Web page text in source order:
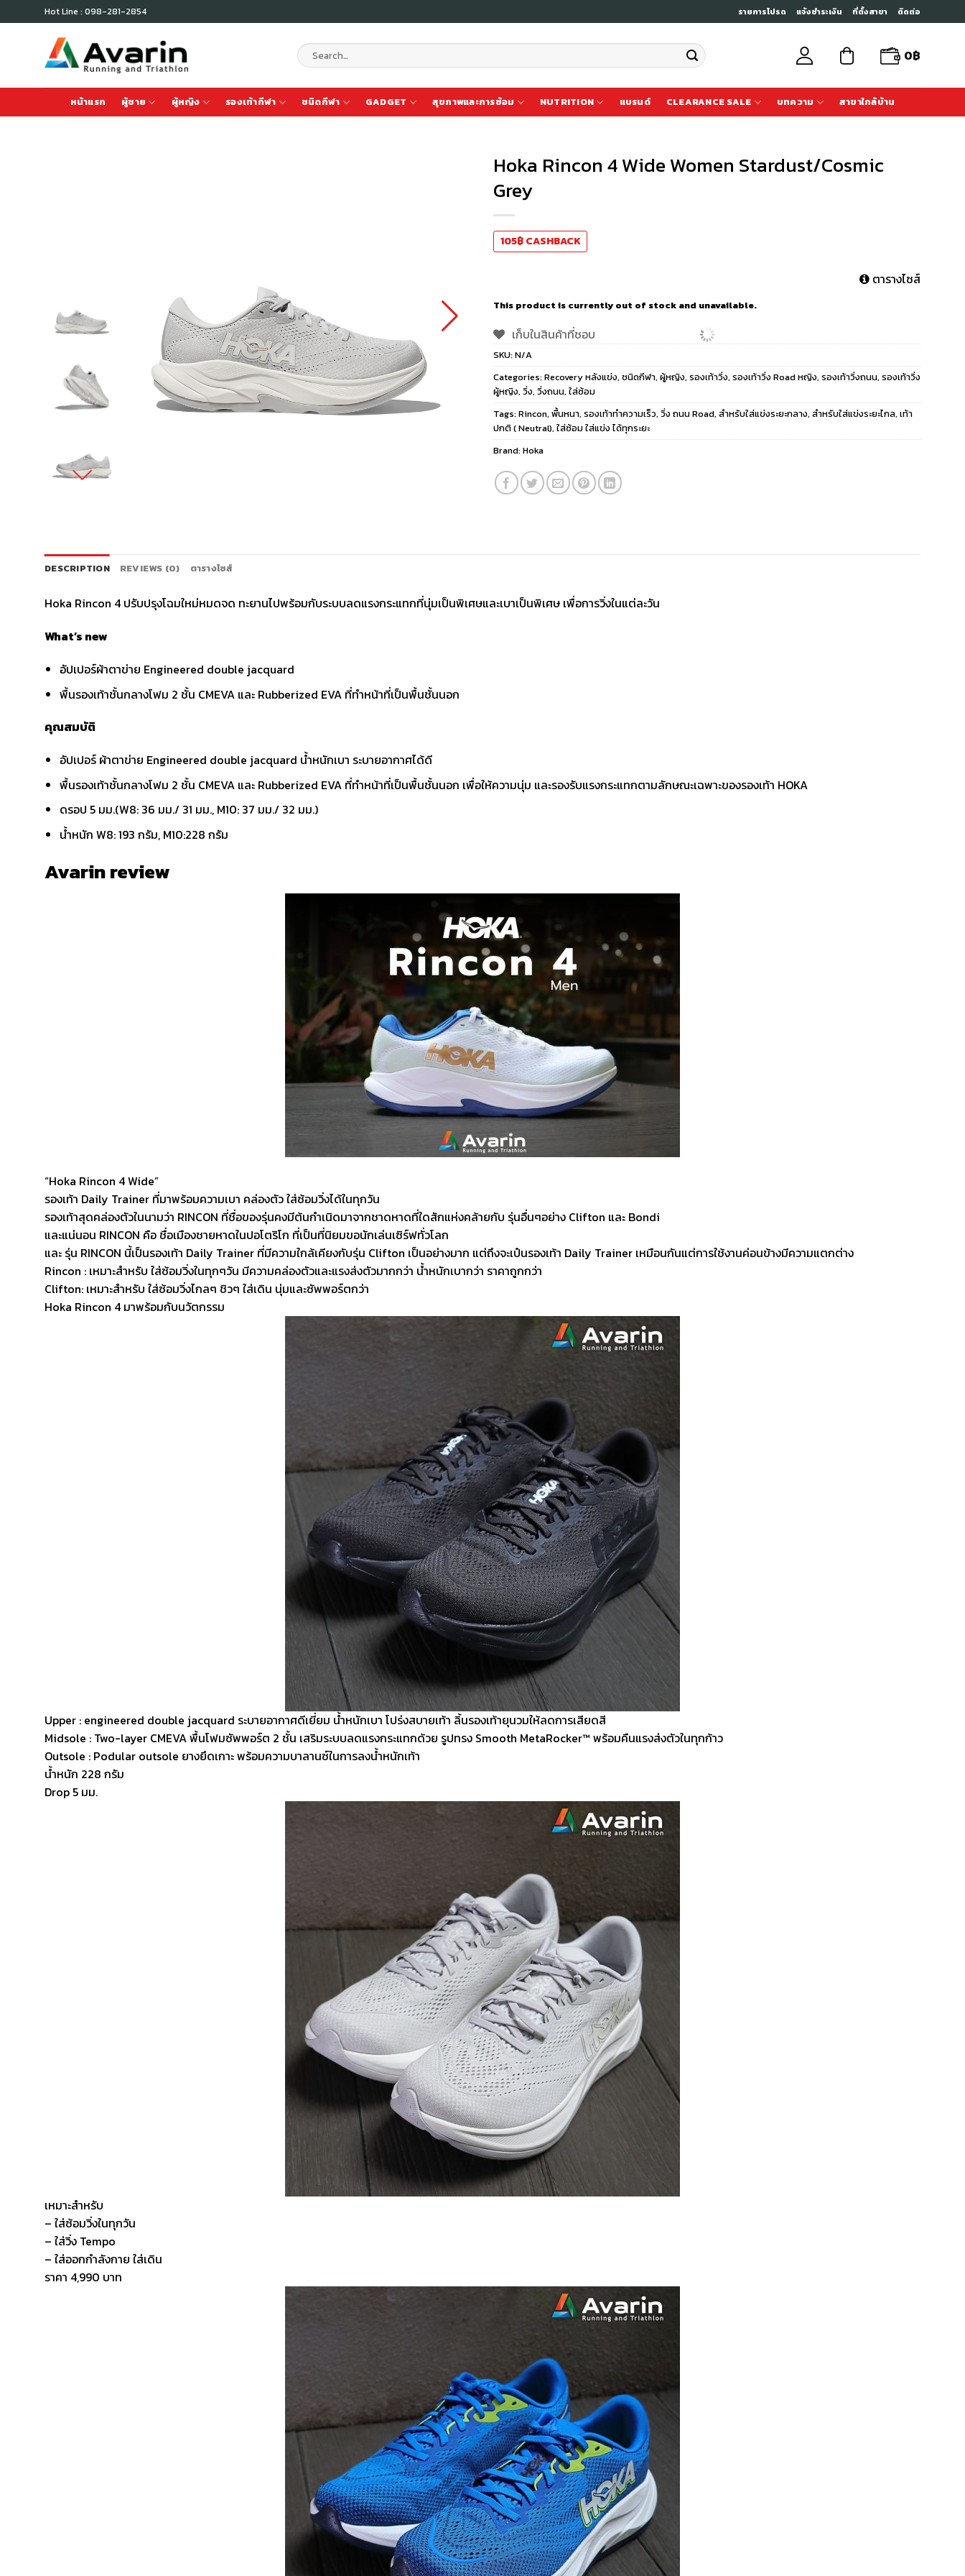
to
Hot Line : 098-281-2854 รายการโปรด แจ้งชำระเงิน ที่ตั้งสาขา ติดต่อ
Search
for:
0฿
หน้าแรก ผู้ชาย ผู้หญิง รองเท้ากีฬา ชนิดกีฬา GADGET สุขภาพและการซ้อม NUTRITION แบรนด์ CLEARANCE SALE บทความ สาขาใกล้บ้าน
Hoka Rincon 4 Wide Women Stardust/Cosmic
Grey
105฿CASHBACK
ตารางไซส์
This product is currently out of stock and unavailable.
เก็บในสินค้าที่ชอบ
SKU:N/A
Categories:Recovery หลังแข่ง, ชนิดกีฬา, ผู้หญิง, รองเท้าวิ่ง, รองเท้าวิ่ง Road หญิง, รองเท้าวิ่งถนน, รองเท้าวิ่ง
ผู้หญิง, วิ่ง, วิ่งถนน, ใส่ซ้อม
Tags:Rincon, พื้นหนา, รองเท้าทำความเร็ว, วิ่ง ถนน Road, สำหรับใส่แข่งระยะกลาง, สำหรับใส่แข่งระยะไกล, เท้า
ปกติ ( Neutral), ใส่ซ้อม ใส่แข่ง ได้ทุกระยะ
Brand:Hoka
DESCRIPTION REVIEWS (0) ตารางไซส์
Hoka Rincon 4 ปรับปรุงโฉมใหม่หมดจด ทะยานไปพร้อมกับระบบลดแรงกระแทกที่นุ่มเป็นพิเศษและเบาเป็นพิเศษ เพื่อการวิ่งในแต่ละวัน
What’s new
อัปเปอร์ผ้าตาข่าย Engineered double jacquard
พื้นรองเท้าชั้นกลางโฟม 2 ชั้น CMEVA และ Rubberized EVA ที่ทำหน้าที่เป็นพื้นชั้นนอก
คุณสมบัติ
อัปเปอร์ ผ้าตาข่าย Engineered double jacquard น้ำหนักเบา ระบายอากาศได้ดี
พื้นรองเท้าชั้นกลางโฟม 2 ชั้น CMEVA และ Rubberized EVA ที่ทำหน้าที่เป็นพื้นชั้นนอก เพื่อให้ความนุ่ม และรองรับแรงกระแทกตามลักษณะเฉพาะของรองเท้า HOKA
ดรอป 5 มม.(W8: 36 มม./ 31 มม., M10: 37 มม./ 32 มม.)
น้ำหนัก W8: 193 กรัม, M10:228 กรัม
Avarin review
“Hoka Rincon 4 Wide”
รองเท้า Daily Trainer ที่มาพร้อมความเบา คล่องตัว ใส่ซ้อมวิ่งได้ในทุกวัน
รองเท้าสุดคล่องตัวในนามว่า RINCON ที่ชื่อของรุ่นคงมีต้นกำเนิดมาจากชาดหาดที่ใดสักแห่งคล้ายกับ รุ่นอื่นๆอย่าง Clifton และ Bondi
และแน่นอน RINCON คือ ชื่อเมืองชายหาดในปอโตริโก ที่เป็นที่นิยมขอนักเล่นเซิร์ฟทั่วโลก
และ รุ่น RINCON นี้เป็นรองเท้า Daily Trainer ที่มีความใกล้เคียงกับรุ่น Clifton เป็นอย่างมาก แต่ถึงจะเป๋นรองเท้า Daily Trainer เหมือนกันแต่การใช้งานค่อนข้างมีความแตกต่าง
Rincon : เหมาะสำหรับ ใส่ซ้อมวิ่งในทุกๆวัน มีความคล่องตัวและแรงส่งตัวมากกว่า น้ำหนักเบากว่า ราคาถูกกว่า
Clifton: เหมาะสำหรับ ใส่ซ้อมวิ่งไกลๆ ชิวๆ ใส่เดิน นุ่มและซัพพอร์ตกว่า
Hoka Rincon 4 มาพร้อมกับนวัตกรรม
Upper : engineered double jacquard ระบายอากาศดีเยี่ยม น้ำหนักเบา โปร่งสบายเท้า ลิ้นรองเท้ายุนวมให้ลดการเสียดสี
Midsole : Two-layer CMEVA พื้นโฟมซัพพอร์ต 2 ชั้น เสริมระบบลดแรงกระแทกด้วย รูปทรง Smooth MetaRocker™ พร้อมคืนแรงส่งตัวในทุกก้าว
Outsole : Podular outsole ยางยึดเกาะ พร้อมความบาลานซ์ในการลงน้ำหนักเท้า
น้ำหนัก 228 กรัม
Drop 5 มม.
เหมาะสำหรับ
– ใส่ซ้อมวิ่งในทุกวัน
– ใส่วิ่ง Tempo
– ใส่ออกกำลังกาย ใส่เดิน
ราคา 4,990 บาท